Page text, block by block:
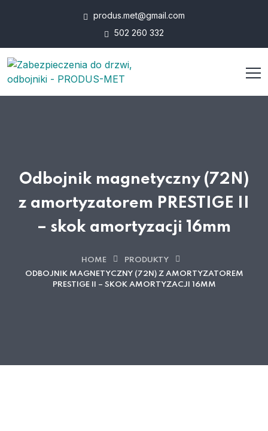
produs.met@gmail.com
502 260 332
Odbojnik magnetyczny (72N)
z amortyzatorem PRESTIGE II
– skok amortyzacji 16mm
HOME
PRODUKTY
ODBOJNIK MAGNETYCZNY (72N) Z AMORTYZATOREM
PRESTIGE II – SKOK AMORTYZACJI 16MM